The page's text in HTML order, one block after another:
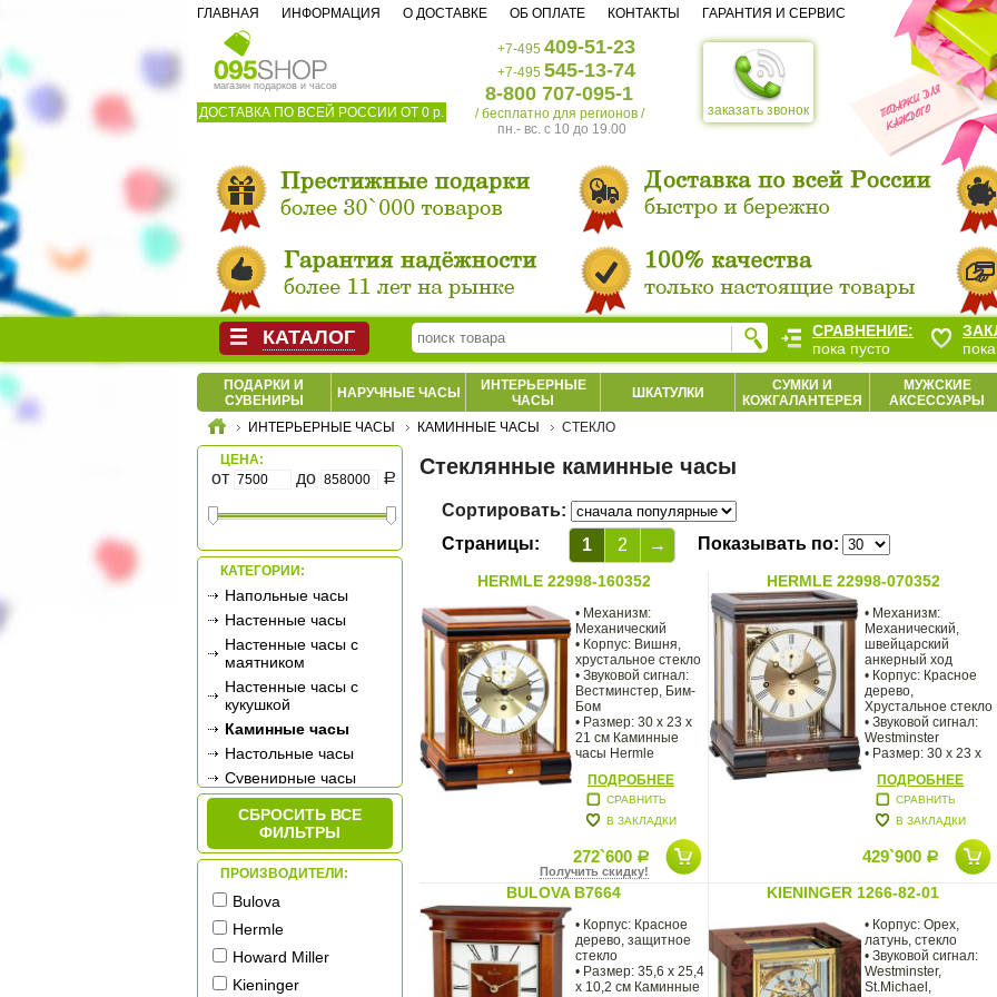
магазин подарков и часов
ДОСТАВКА ПО ВСЕЙ РОССИИ ОТ 0 р. заказать звонок
+7-495 409-51-23
+7-495 545-13-74
8-800 707-095-1
/ бесплатно для регионов /
пн.- вс. c 10 до 19.00
ГЛАВНАЯ ИНФОРМАЦИЯ О ДОСТАВКЕ ОБ ОПЛАТЕ КОНТАКТЫ ГАРАНТИЯ И СЕРВИС
ПОДАРКИ И
СУВЕНИРЫ
НАРУЧНЫЕ ЧАСЫ
ИНТЕРЬЕРНЫЕ
ЧАСЫ
ШКАТУЛКИ
СУМКИ И
КОЖГАЛАНТЕРЕЯ
МУЖСКИЕ
АКСЕССУАРЫ
ИНТЕРЬЕРНЫЕ ЧАСЫ
КАМИННЫЕ ЧАСЫ СТЕКЛО
ЦЕНА:
от до Р
КАТЕГОРИИ:
Напольные часы
Настенные часы
Настенные часы с
маятником
Настенные часы с
кукушкой
Каминные часы
Настольные часы
Сувенирные часы
Будильники
Метеостанции
СБРОСИТЬ ВСЕ
ФИЛЬТРЫ
ПРОИЗВОДИТЕЛИ:
Bulova
Hermle
Howard Miller
Kieninger
Стеклянные каминные часы
Сортировать:
Страницы:
1 2 → Показывать по:
HERMLE 22998-160352
• Механизм:
Механический
• Корпус: Вишня,
хрустальное стекло
• Звуковой сигнал:
Вестминстер, Бим-
Бом
• Размер: 30 х 23 х
21 см Каминные
часы Hermle
ПОДРОБНЕЕ
СРАВНИТЬ
В ЗАКЛАДКИ
272`600 Р
Получить скидку!
HERMLE 22998-070352
• Механизм:
Механический,
швейцарский
анкерный ход
• Корпус: Красное
дерево,
Хрустальное стекло
• Звуковой сигнал:
Westminster
• Размер: 30 х 23 х
ПОДРОБНЕЕ
СРАВНИТЬ
В ЗАКЛАДКИ
429`900 Р
BULOVA B7664
• Корпус: Красное
дерево, защитное
стекло
• Размер: 35,6 х 25,4
х 10,2 см Каминные
KIENINGER 1266-82-01
• Корпус: Орех,
латунь, стекло
• Звуковой сигнал:
Westminster,
St.Michael,
КАТАЛОГ
СРАВНЕНИЕ:
пока пусто